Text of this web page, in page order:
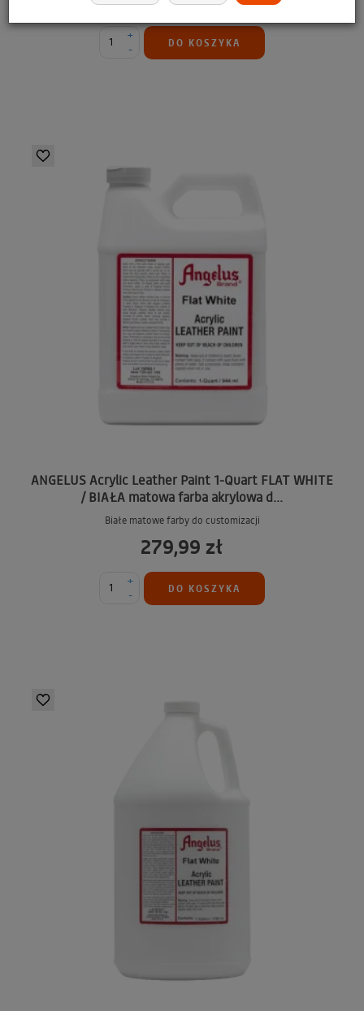
172,79 zł
-
+
DO KOSZYKA
ANGELUS Acrylic Leather Paint 1-Quart FLAT WHITE
/ BIAŁA matowa farba akrylowa d...
Białe matowe farby do customizacji
279,99 zł
-
+
DO KOSZYKA